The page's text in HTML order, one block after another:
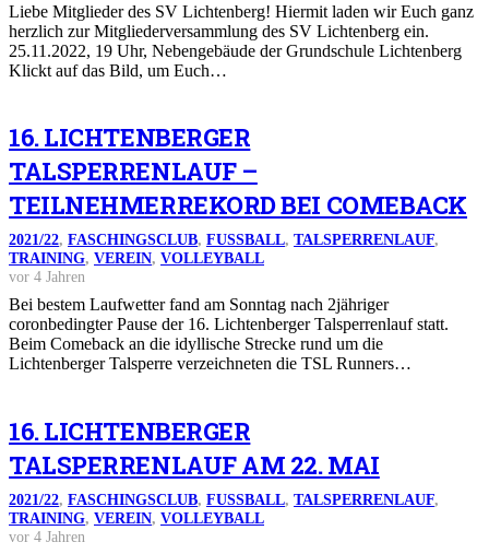
Liebe Mitglieder des SV Lichtenberg! Hiermit laden wir Euch ganz
herzlich zur Mitgliederversammlung des SV Lichtenberg ein.
25.11.2022, 19 Uhr, Nebengebäude der Grundschule Lichtenberg
Klickt auf das Bild, um Euch…
16. LICHTENBERGER
TALSPERRENLAUF –
TEILNEHMERREKORD BEI COMEBACK
2021/22, FASCHINGSCLUB, FUSSBALL, TALSPERRENLAUF,
TRAINING, VEREIN, VOLLEYBALL
vor 4 Jahren
Bei bestem Laufwetter fand am Sonntag nach 2jähriger
coronbedingter Pause der 16. Lichtenberger Talsperrenlauf statt.
Beim Comeback an die idyllische Strecke rund um die
Lichtenberger Talsperre verzeichneten die TSL Runners…
16. LICHTENBERGER
TALSPERRENLAUF AM 22. MAI
2021/22, FASCHINGSCLUB, FUSSBALL, TALSPERRENLAUF,
TRAINING, VEREIN, VOLLEYBALL
vor 4 Jahren